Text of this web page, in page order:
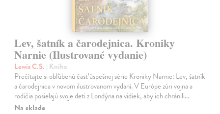
Lev, šatník a čarodejnica. Kroniky
Narnie (Ilustrované vydanie)
Lewis C.S. | Kniha
Prečítajte si obľúbenú časť úspešnej série Kroniky Narnie: Lev, šatník
a čarodejnica v novom ilustrovanom vydaní. V Európe zúri vojna a
rodičia posielajú svoje deti z Londýna na vidiek, aby ich chránili…
Na sklade